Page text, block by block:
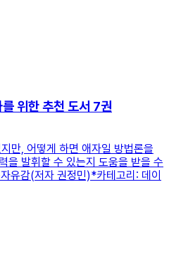
위한 추천 도서 7권
만, 어떻게 하면 애자일 방법론을
을 발휘할 수 있는지 도움을 받을 수
유감(저자 권정민)*카테고리: 데이